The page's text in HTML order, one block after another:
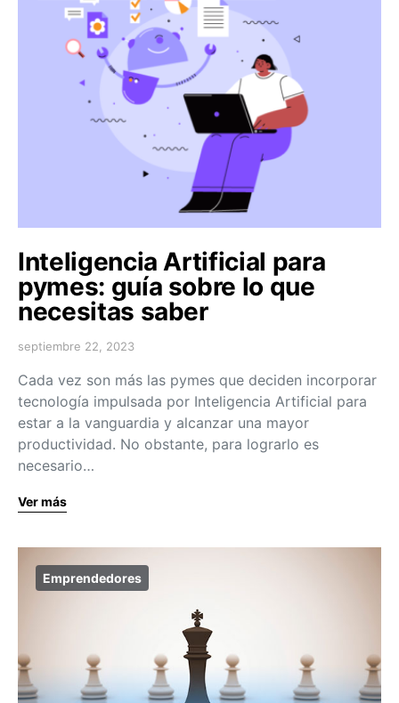
Inteligencia Artificial para
pymes: guía sobre lo que
necesitas saber
septiembre 22, 2023
Cada vez son más las pymes que deciden incorporar
tecnología impulsada por Inteligencia Artificial para
estar a la vanguardia y alcanzar una mayor
productividad. No obstante, para lograrlo es
necesario…
Ver más
Emprendedores